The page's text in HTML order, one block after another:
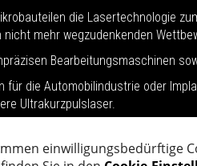
die Lasertechnologie
mehr wegzudenkenden
Bearbeitungsmaschinen
für die Automobilindustrie oder
Ultrakurzpulslaser.